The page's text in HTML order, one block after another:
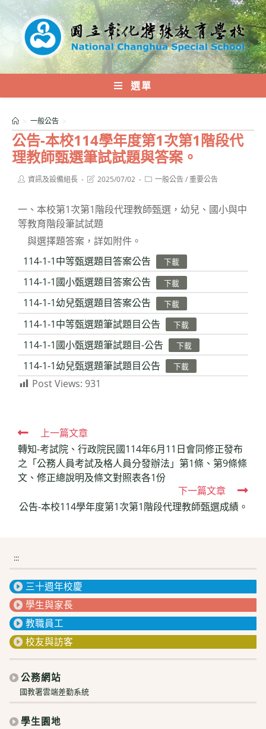
內
選單
公告-本校114學年度第1次第1階段代
理教師甄選筆試試題與答案。
> 一般公告 >
Post資訊及設備組長
Post2025/07/02
Post一般公告/重要公告
一、本校第1次第1階段代理教師甄選，幼兒、國小與中
等教育階段筆試試題
與選擇題答案，詳如附件。
114-1-1中等甄選題目答案公告
下載
114-1-1國小甄選題目答案公告 下載
114-1-1幼兒甄選題目答案公告 下載
114-1-1中等甄選題筆試題目公告 下載
114-1-1國小甄選題筆試題目-公告 下載
114-1-1幼兒甄選題筆試題目公告 下載
Post Views: 931
Read
more
articles
上一篇文章
轉知-考試院、行政院民國114年6月11日會同修正發布
之「公務人員考試及格人員分發辦法」第1條、第9條條
文、修正總說明及條文對照表各1份
下一篇文章
公告-本校114學年度第1次第1階段代理教師甄選成績。
:::
三十週年校慶
學生與家長
教職員工
校友與訪客
公務網站
國教署雲端差勤系統
學生園地